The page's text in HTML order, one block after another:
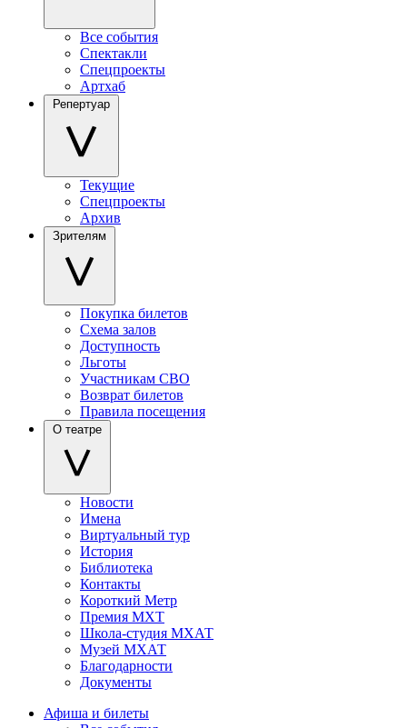
Все события
Спектакли
Спецпроекты
Артхаб
Репертуар
Текущие
Спецпроекты
Архив
Зрителям
Покупка билетов
Схема залов
Доступность
Льготы
Участникам СВО
Возврат билетов
Правила посещения
О театре
Новости
Имена
Виртуальный тур
История
Библиотека
Контакты
Короткий Метр
Премия МХТ
Школа-студия МХАТ
Музей МХАТ
Благодарности
Документы
Афиша и билеты